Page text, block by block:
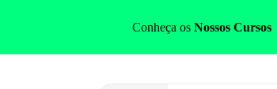
Conheça os Nossos Cursos